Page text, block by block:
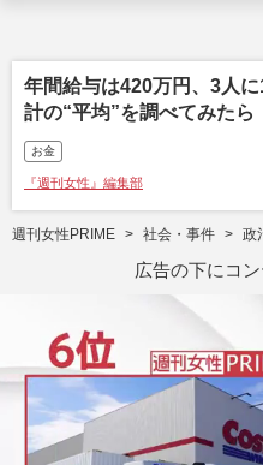
年間給与は420万円、3人
計の“平均”を調べてみたら
お金
『週刊女性』編集部
週刊女性PRIME 社会・事件 政
広告の下にコ